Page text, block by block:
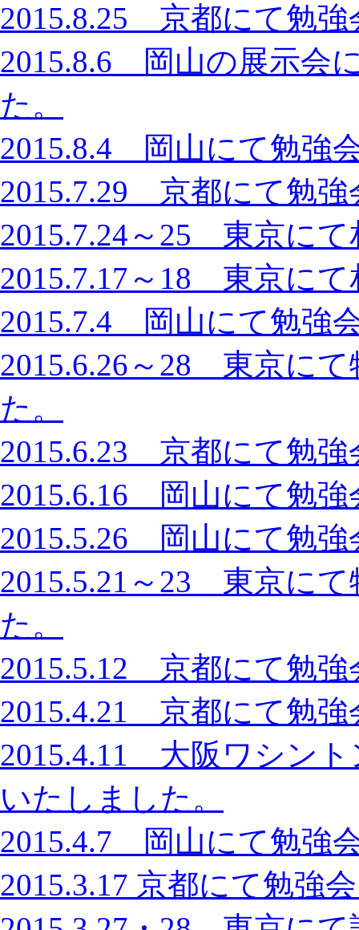
2015.8.25 京都にて勉
2015.8.6 岡山の展示会
た。
2015.8.4 岡山にて勉強
2015.7.29 京都にて勉
2015.7.24～25 東京に
2015.7.17～18 東京に
2015.7.4 岡山にて勉強
2015.6.26～28 東京に
た。
2015.6.23 京都にて勉
2015.6.16 岡山にて勉
2015.5.26 岡山にて勉
2015.5.21～23 東京に
た。
2015.5.12 京都にて勉
2015.4.21 京都にて勉
2015.4.11 大阪ワシン
いたしました。
2015.4.7 岡山にて勉強
2015.3.17 京都にて勉強